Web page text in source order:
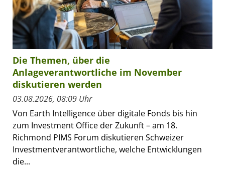
Die Themen, über die
Anlageverantwortliche im November
diskutieren werden
03.08.2026, 08:09 Uhr
Von Earth Intelligence über digitale Fonds bis hin
zum Investment Office der Zukunft – am 18.
Richmond PIMS Forum diskutieren Schweizer
Investmentverantwortliche, welche Entwicklungen
die...